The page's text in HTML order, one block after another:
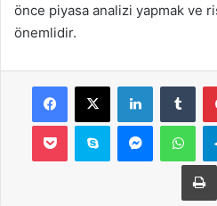
önce piyasa analizi yapmak ve
önemlidir.
Facebook
X LinkedIn
Pocket Skype Messenger